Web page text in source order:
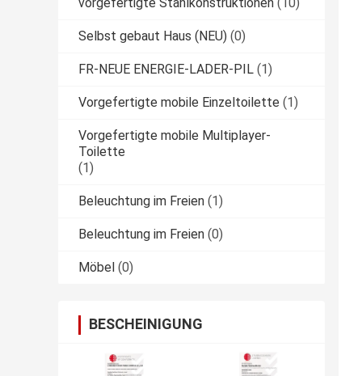
Selbst gebaut Haus (NEU) (0)
FR-NEUE ENERGIE-LADER-PIL (1)
Vorgefertigte mobile Einzeltoilette (1)
Vorgefertigte mobile Multiplayer-
Toilette
(1)
Beleuchtung im Freien (1)
Beleuchtung im Freien (0)
Möbel (0)
BESCHEINIGUNG